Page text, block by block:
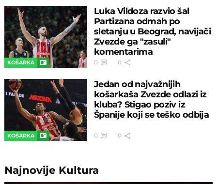
KOŠARKA
Luka Vildoza razvio šal
Partizana odmah po
sletanju u Beograd, navijači
Zvezde ga "zasuli"
komentarima
0 0
KOŠARKA
Jedan od najvažnijih
košarkaša Zvezde odlazi iz
kluba? Stigao poziv iz
Španije koji se teško odbija
0 0
Najnovije Kultura